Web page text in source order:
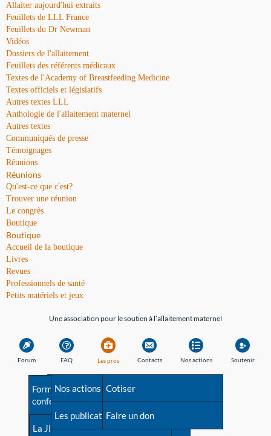
Allaiter aujourd'hui extraits
Feuillets de LLL France
Feuillets du Dr Newman
Vidéos
Dossiers de l'allaitement
Feuillets des référents médicaux
Textes de l'Academy of Breastfeeding Medicine
Textes officiels et législatifs
Autres textes LLL
Anthologie de l'allaitement maternel
Autres textes
Communiqués de presse
Témoignages
Réunions
Réunions
Qu'est-ce que c'est?
Trouver une réunion
Le congrès
Boutique
Boutique
Accueil de la boutique
Livres
Revues
Professionnels de santé
Petits matériels et jeux
Une association pour le soutien à l’allaitement maternel
Forum FAQ
Avant la naissance
Les débuts
Les pros
Formations et
conférences
La JIA
Contacts
Besoin d'aide?
Répertoire de tous les
contacts
Nos actions
Nos actions
Les publications
Soutenir
Cotiser
Faire un don